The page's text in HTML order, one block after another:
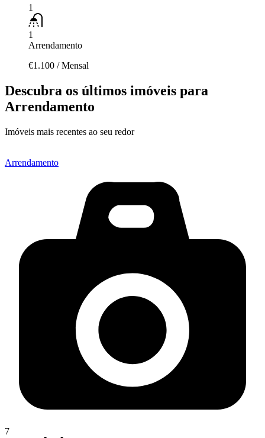
1
1
Arrendamento
€1.100 / Mensal
Descubra os últimos imóveis para
Arrendamento
Imóveis mais recentes ao seu redor
Arrendamento
7